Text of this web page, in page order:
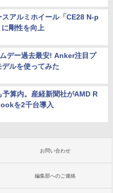
スアルミホイール「CE28 N-p
剛性を向上
デー過去最安! Anker注目プ
ルを使ってみた
予算内。産経新聞社がAMD R
を2千台導入
お問い合わせ
編集部へのご連絡